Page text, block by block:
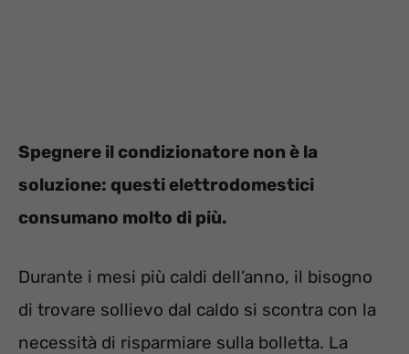
Spegnere il condizionatore non è la
soluzione: questi elettrodomestici
consumano molto di più.
Durante i mesi più caldi dell’anno, il bisogno
di trovare sollievo dal caldo si scontra con la
necessità di risparmiare sulla bolletta. La